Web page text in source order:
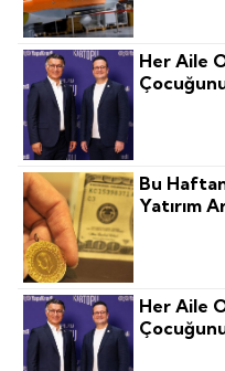
Her Aile
Bu
Yatırım
Her Aile